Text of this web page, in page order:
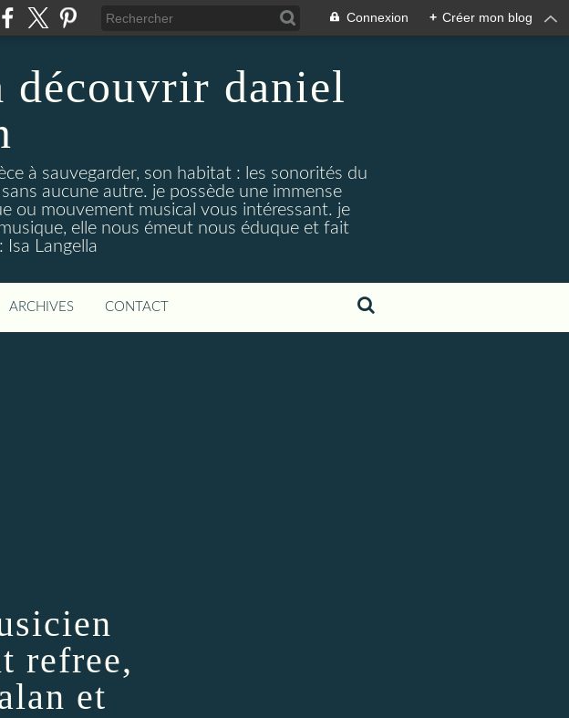
Connexion + Créer mon blog
découvrir daniel
à sauvegarder, son habitat : les sonorités du
aucune autre. je possède une immense
ou mouvement musical vous intéressant. je
elle nous émeut nous éduque et fait
Isa Langella
ARCHIVES CONTACT
refree,
et